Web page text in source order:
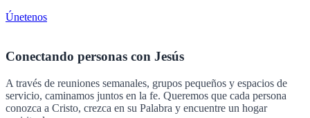
Únetenos
Conectando personas con Jesús
A través de reuniones semanales, grupos pequeños y espacios de
servicio, caminamos juntos en la fe. Queremos que cada persona
conozca a Cristo, crezca en su Palabra y encuentre un hogar